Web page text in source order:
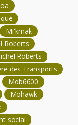
Mi'kmak
Roberts
Roberts
des Transports
Mob6600
Mohawk
social